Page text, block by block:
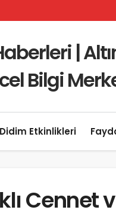
|
Bilgi
Didim Etkinlikleri
Cennet